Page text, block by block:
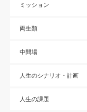
ミッション
両生類
中間場
人生のシナリオ・計画
人生の課題